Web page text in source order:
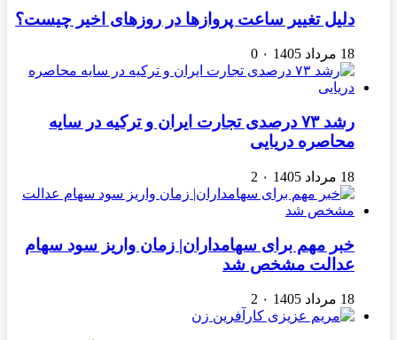
دلیل تغییر ساعت پروازها در روزهای اخیر چیست؟
18 مرداد 1405 ۰ 0
رشد ۷۳ درصدی تجارت ایران و ترکیه در سایه
محاصره دریایی
18 مرداد 1405 ۰ 2
خبر مهم برای سهامداران| زمان واریز سود سهام
عدالت مشخص شد
18 مرداد 1405 ۰ 2